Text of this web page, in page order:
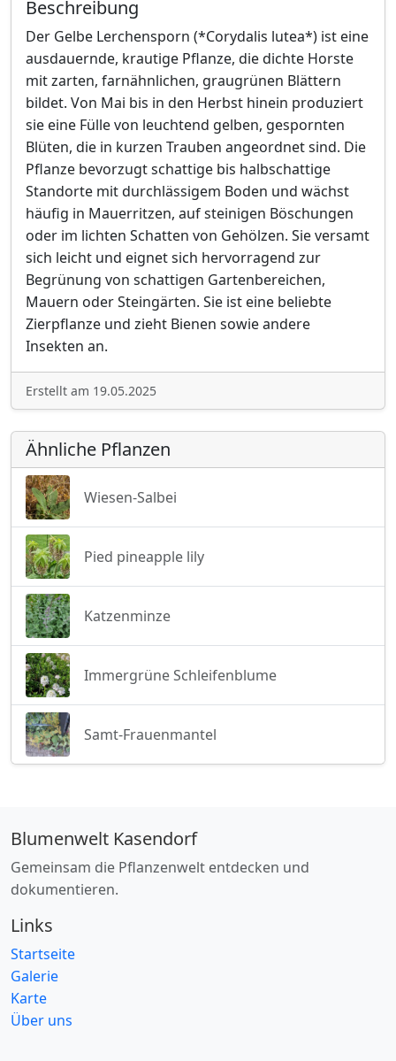
Beschreibung
Der Gelbe Lerchensporn (*Corydalis lutea*) ist eine
ausdauernde, krautige Pflanze, die dichte Horste
mit zarten, farnähnlichen, graugrünen Blättern
bildet. Von Mai bis in den Herbst hinein produziert
sie eine Fülle von leuchtend gelben, gespornten
Blüten, die in kurzen Trauben angeordnet sind. Die
Pflanze bevorzugt schattige bis halbschattige
Standorte mit durchlässigem Boden und wächst
häufig in Mauerritzen, auf steinigen Böschungen
oder im lichten Schatten von Gehölzen. Sie versamt
sich leicht und eignet sich hervorragend zur
Begrünung von schattigen Gartenbereichen,
Mauern oder Steingärten. Sie ist eine beliebte
Zierpflanze und zieht Bienen sowie andere
Insekten an.
Erstellt am 19.05.2025
Ähnliche Pflanzen
Wiesen-Salbei
Pied pineapple lily
Katzenminze
Immergrüne Schleifenblume
Samt-Frauenmantel
Blumenwelt Kasendorf
Gemeinsam die Pflanzenwelt entdecken und
dokumentieren.
Links
Startseite
Galerie
Karte
Über uns